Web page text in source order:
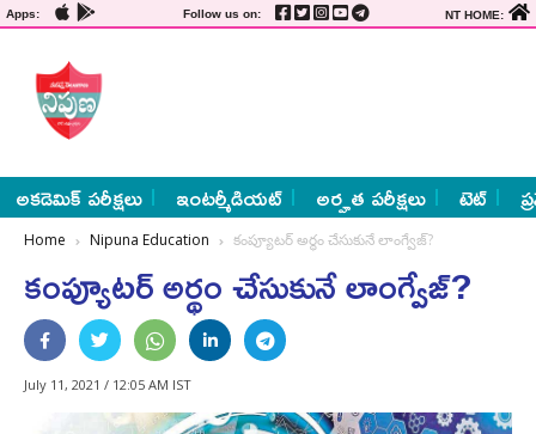
Apps: Follow us on: NT HOME:
అకడెమిక్ పరీక్షలు ఇంటర్మీడియట్ అర్హత పరీక్షలు టెట్
Home Nipuna Education కంప్యూటర్‌ అర్థం చేసుకునే లాంగ్వేజ్‌?
కంప్యూటర్‌ అర్థం చేసుకునే లాంగ్వేజ్‌?
July 11, 2021 / 12:05 AM IST